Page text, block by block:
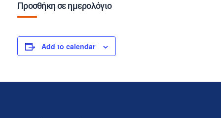
Προσθήκη σε ημερολόγιο
Add to calendar